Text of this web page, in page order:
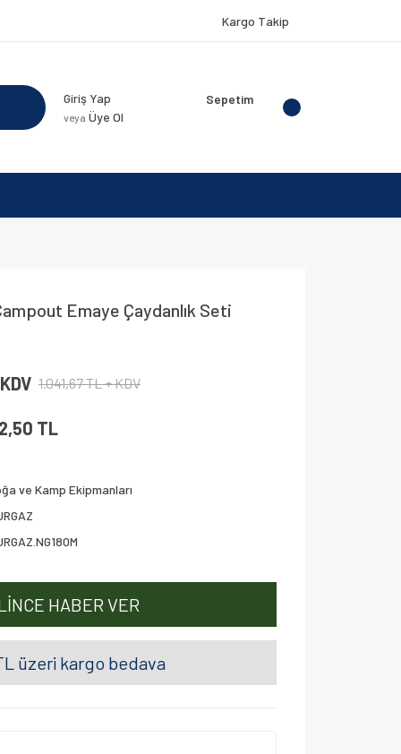
Kargo Takip
Giriş Yap
veya Üye Ol
Sepetim
Emaye Çaydanlık Seti
1.041,67 TL + KDV
TL
ve Kamp Ekipmanları
HABER VER
üzeri kargo bedava